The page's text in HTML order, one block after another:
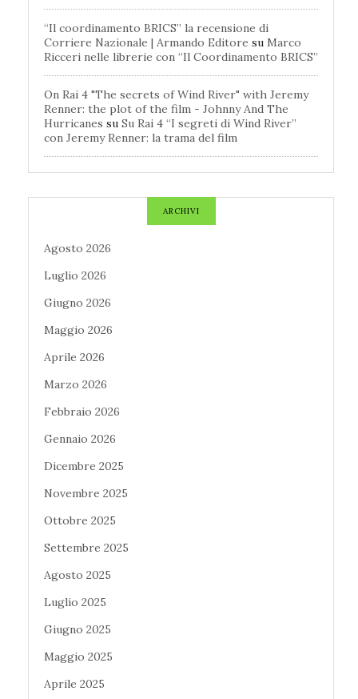
“Il coordinamento BRICS” la recensione di
Corriere Nazionale | Armando Editore su Marco
Ricceri nelle librerie con “Il Coordinamento BRICS”
On Rai 4 "The secrets of Wind River" with Jeremy
Renner: the plot of the film - Johnny And The
Hurricanes su Su Rai 4 “I segreti di Wind River”
con Jeremy Renner: la trama del film
ARCHIVI
Agosto 2026
Luglio 2026
Giugno 2026
Maggio 2026
Aprile 2026
Marzo 2026
Febbraio 2026
Gennaio 2026
Dicembre 2025
Novembre 2025
Ottobre 2025
Settembre 2025
Agosto 2025
Luglio 2025
Giugno 2025
Maggio 2025
Aprile 2025